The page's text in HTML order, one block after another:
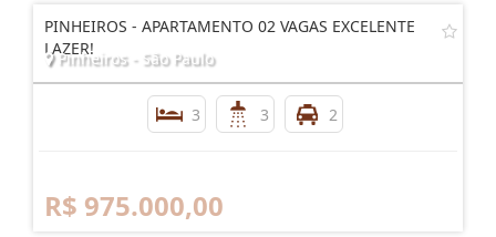
PINHEIROS - APARTAMENTO 02 VAGAS EXCELENTE
LAZER!
Pinheiros - São Paulo
3 3 2
R$ 975.000,00